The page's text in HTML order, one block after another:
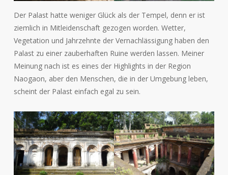
Der Palast hatte weniger Glück als der Tempel, denn er ist
ziemlich in Mitleidenschaft gezogen worden. Wetter,
Vegetation und Jahrzehnte der Vernachlässigung haben den
Palast zu einer zauberhaften Ruine werden lassen. Meiner
Meinung nach ist es eines der Highlights in der Region
Naogaon, aber den Menschen, die in der Umgebung leben,
scheint der Palast einfach egal zu sein.